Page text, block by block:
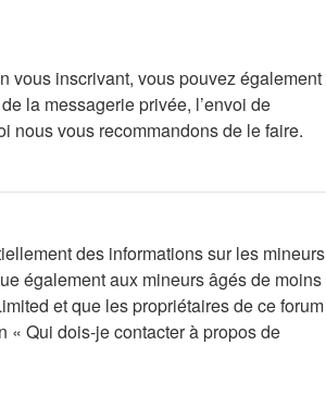
vous inscrivant, vous pouvez également
la messagerie privée, l’envoi de
nous vous recommandons de le faire.
des informations sur les mineurs
également aux mineurs âgés de moins
et que les propriétaires de ce forum
« Qui dois-je contacter à propos de